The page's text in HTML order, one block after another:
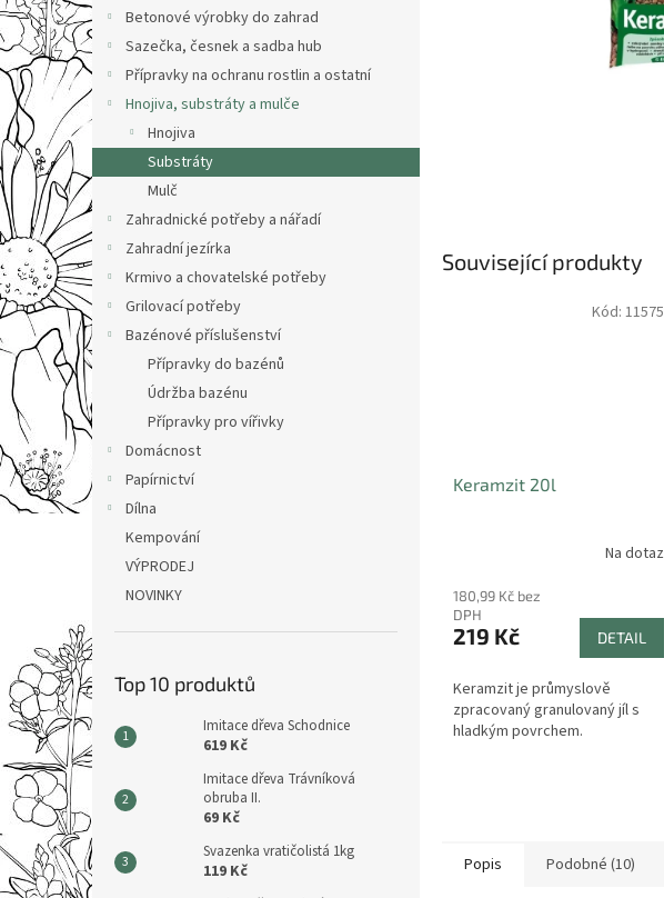
n
e
l
Betonové výrobky do zahrad
Sazečka, česnek a sadba hub
Přípravky na ochranu rostlin a ostatní
Hnojiva, substráty a mulče
Hnojiva
Substráty
Mulč
Zahradnické potřeby a nářadí
Zahradní jezírka
Krmivo a chovatelské potřeby
Grilovací potřeby
Bazénové příslušenství
Přípravky do bazénů
Údržba bazénu
Přípravky pro vířivky
Domácnost
Papírnictví
Dílna
Kempování
VÝPRODEJ
NOVINKY
Top 10 produktů
Imitace dřeva Schodnice
619 Kč
Imitace dřeva Trávníková
obruba II.
69 Kč
Svazenka vratičolistá 1kg
119 Kč
Související produkty
Keramzit 20l
Na dotaz
180,99 Kč bez
DPH
219 Kč DETAIL
Keramzit je průmyslově
zpracovaný granulovaný jíl s
hladkým povrchem.
Kód: 11575
Popis Podobné (10)